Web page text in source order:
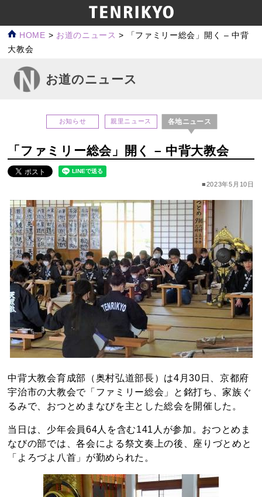
HOME > お道のニュース >
「ファミリー総会」開く – 中背
大教会
お道のニュース
お知らせ 親里ニュース 各地ニュース
「ファミリー総会」開く – 中背大教会
■2023年5月10日
中背大教会育成部（奥村弘道部長）は4月30日、京都府
宇治市の大教会で「ファミリー総会」と銘打ち、家族ぐ
るみで、おつとめまなびを主とした総会を開催した。
当日は、少年会員64人を含む141人が参加。おつとめま
なびの部では、各会による祭文奏上の後、座りづとめと
「よろづよ八首」が勤められた。